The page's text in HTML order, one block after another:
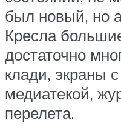
был новый, но
Кресла
достаточно
клади, экраны
медиатекой,
перелета.